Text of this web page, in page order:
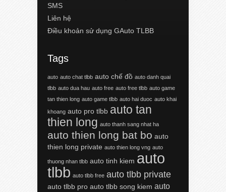
SMS
Liên hệ
Điều khoản sử dụng GAuto TLBB
Tags
auto auto chat tlbb auto chế đồ auto danh quai
tlbb auto dua hau auto free auto free tlbb auto game
tan thien long auto game tlbb auto hai duoc auto khai
khoang auto pro tlbb auto tan
thien long auto thanh sang nhat ha
auto thien long bat bo auto
thien long private auto thien long vng auto
thuong nhan tlbb auto tinh kiem auto
tlbb auto tlbb free auto tlbb private
auto tlbb pro auto tlbb song kiem auto